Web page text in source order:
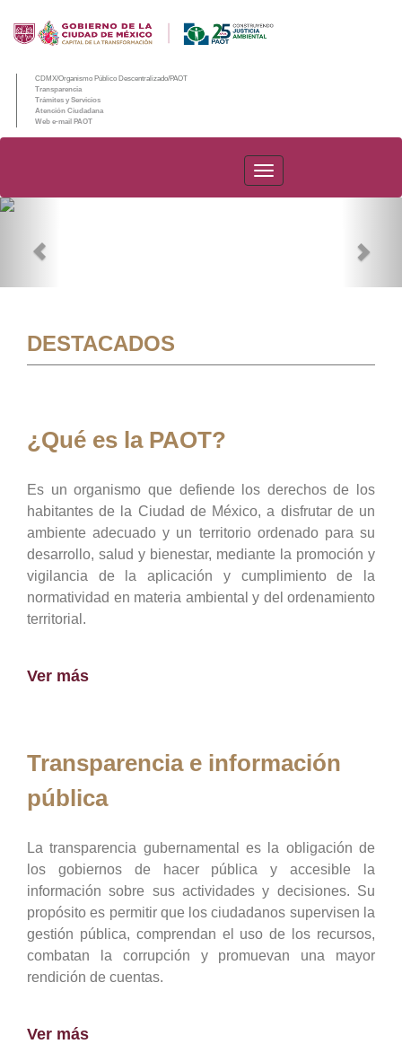
CDMX/Organismo Público Descentralizado/PAOT
Transparencia
Trámites y Servicios
Atención Ciudadana
Web e-mail PAOT
PAOT
DESTACADOS
¿Qué es la PAOT?
Es un organismo que defiende los derechos de los
habitantes de la Ciudad de México, a disfrutar de un
ambiente adecuado y un territorio ordenado para su
desarrollo, salud y bienestar, mediante la promoción y
vigilancia de la aplicación y cumplimiento de la
normatividad en materia ambiental y del ordenamiento
territorial.
Ver más
Transparencia e información
pública
La transparencia gubernamental es la obligación de
los gobiernos de hacer pública y accesible la
información sobre sus actividades y decisiones. Su
propósito es permitir que los ciudadanos supervisen la
gestión pública, comprendan el uso de los recursos,
combatan la corrupción y promuevan una mayor
rendición de cuentas.
Ver más